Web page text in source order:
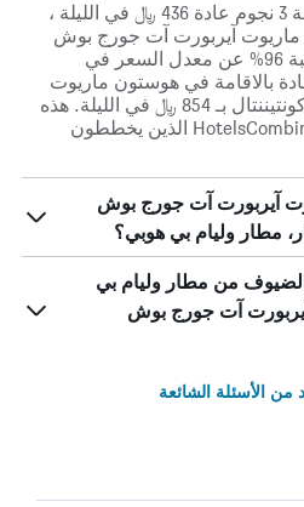
تكلف فنادق هيوستن المصنفة 3 نجوم عادة 436 ﷼ في الليلة ،
آيربورت آت جورج بوش
إنتركونتيننتال بسعر أقل بنسبة 96% عن معدل السعر في
بالاقامة في هوستون ماريوت
آيربورت آت جورج بوش إنتركونتيننتال بـ 854 ﷼ في الليلة. هذه
صفقة رائعة لمستخدمي HotelsCombined الذين يخططون
آيربورت آت جورج بوش
مطار وليام بي هوبي؟
من مطار وليام بي
آت جورج بوش
الأسئلة الشائعة